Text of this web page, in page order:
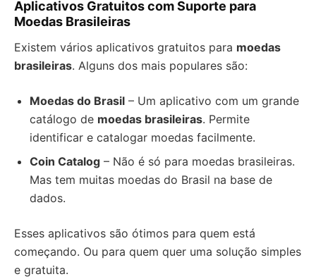
Aplicativos Gratuitos com Suporte para
Moedas Brasileiras
Existem vários aplicativos gratuitos para moedas
brasileiras. Alguns dos mais populares são:
Moedas do Brasil – Um aplicativo com um grande
catálogo de moedas brasileiras. Permite
identificar e catalogar moedas facilmente.
Coin Catalog – Não é só para moedas brasileiras.
Mas tem muitas moedas do Brasil na base de
dados.
Esses aplicativos são ótimos para quem está
começando. Ou para quem quer uma solução simples
e gratuita.